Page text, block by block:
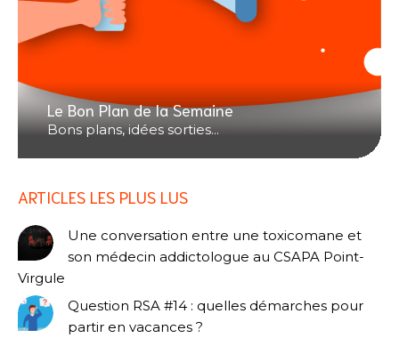
Le Bon Plan de la Semaine
Bons plans, idées sorties...
ARTICLES LES PLUS LUS
Une conversation entre une toxicomane et
son médecin addictologue au CSAPA Point-
Virgule
Question RSA #14 : quelles démarches pour
partir en vacances ?